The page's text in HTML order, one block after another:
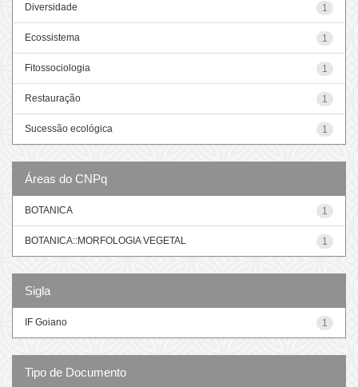
1
Diversidade
1
Ecossistema
1
Fitossociologia
1
Restauração
1
Sucessão ecológica
Áreas do CNPq
1
BOTANICA
1
BOTANICA::MORFOLOGIA VEGETAL
Sigla
1
IF Goiano
Tipo de Documento